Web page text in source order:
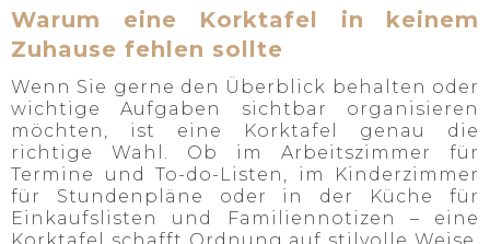
Warum eine Korktafel in keinem
Zuhause fehlen sollte
Wenn Sie gerne den Überblick behalten oder
wichtige Aufgaben sichtbar organisieren
möchten, ist eine Korktafel genau die
richtige Wahl. Ob im Arbeitszimmer für
Termine und To-do-Listen, im Kinderzimmer
für Stundenpläne oder in der Küche für
Einkaufslisten und Familiennotizen – eine